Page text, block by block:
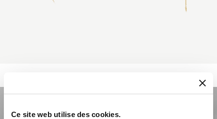
Ce site web utilise des cookies.